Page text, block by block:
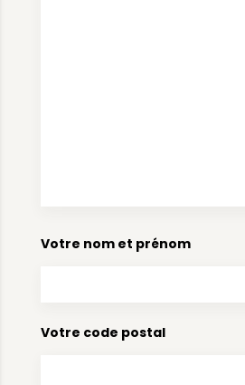
Votre nom et prénom
Votre code postal